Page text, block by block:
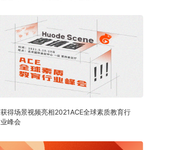
获得场景视频亮相2021ACE全球素质教育行
业峰会